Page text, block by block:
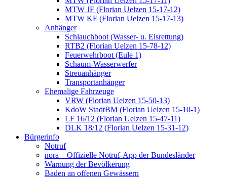
MTW JF (Florian Uelzen 15-17-12)
MTW KF (Florian Uelzen 15-17-13)
Anhänger
Schlauchboot (Wasser- u. Eisrettung)
RTB2 (Florian Uelzen 15-78-12)
Feuerwehrboot (Eule 1)
Schaum-Wasserwerfer
Streuanhänger
Transportanhänger
Ehemalige Fahrzeuge
VRW (Florian Uelzen 15-50-13)
KdoW StadtBM (Florian Uelzen 15-10-1)
LF 16/12 (Florian Uelzen 15-47-11)
DLK 18/12 (Florian Uelzen 15-31-12)
Bürgerinfo
Notruf
nora – Offizielle Notruf-App der Bundesländer
Warnung der Bevölkerung
Baden an offenen Gewässern